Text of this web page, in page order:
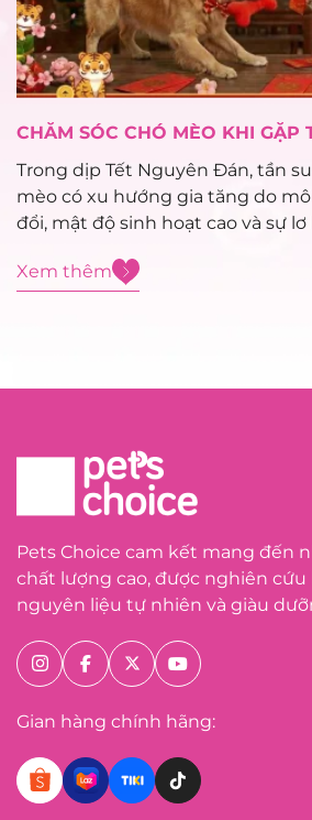
CHĂM SÓC CHÓ MÈO KHI GẶP
Trong dịp Tết Nguyên Đán, tần
mèo có xu hướng gia tăng do
đổi, mật độ sinh hoạt cao và sự
đóng vai trò...
Xem thêm
Pets Choice cam kết mang đến
chất lượng cao, được nghiên
nguyên liệu tự nhiên và giàu
Gian hàng chính hãng: